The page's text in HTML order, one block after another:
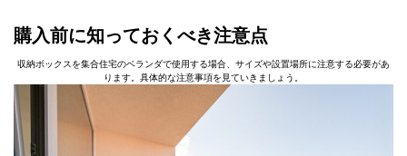
購入前に知っておくべき注意点
収納ボックスを集合住宅のベランダで使用する場合、サイズや設置場所に注意する必要があ
ります。具体的な注意事項を見ていきましょう。